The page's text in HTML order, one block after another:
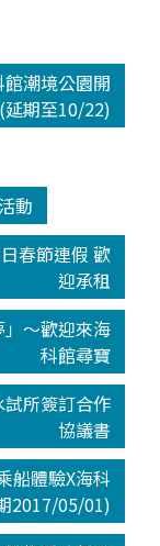
潮境公園開
延期至10/22)
動
春節連假 歡
迎承租
」～歡迎來海
科館尋寶
試所簽訂合作
協議書
船體驗X海科
2017/05/01)